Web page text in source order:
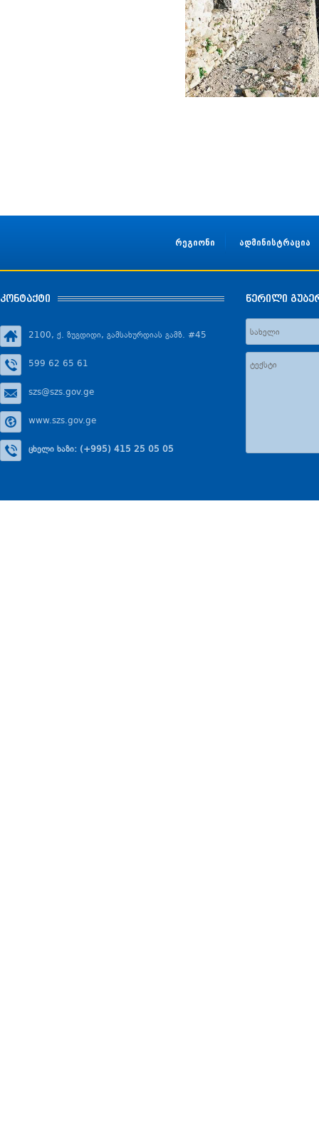
რეგიონი ადმინისტრაცია
კონტაქტი
2100, ქ. ზუგდიდი, გამსახურდიას გამზ. #45
599 62 65 61
szs@szs.gov.ge
www.szs.gov.ge
ცხელი ხაზი: (+995) 415 25 05 05
წერილი